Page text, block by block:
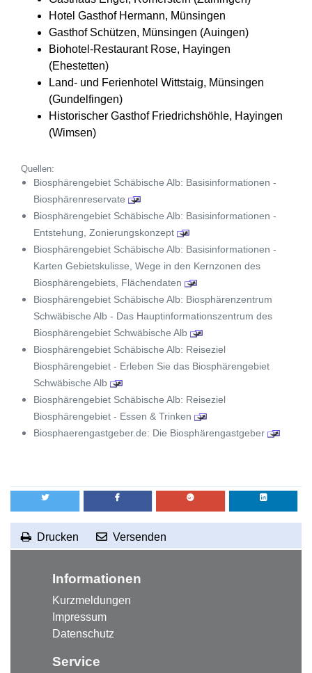
Hotel Gasthof Hermann, Münsingen
Gasthof Schützen, Münsingen (Auingen)
Biohotel-Restaurant Rose, Hayingen
(Ehestetten)
Land- und Ferienhotel Wittstaig, Münsingen
(Gundelfingen)
Historischer Gasthof Friedrichshöhle, Hayingen
(Wimsen)
Quellen:
Biosphärengebiet Schäbische Alb: Basisinformationen -
Biosphärenreservate
Biosphärengebiet Schäbische Alb: Basisinformationen -
Entstehung, Zonierungskonzept
Biosphärengebiet Schäbische Alb: Basisinformationen -
Karten Gebietskulisse, Wege in den Kernzonen des
Biosphärengebiets, Flächendaten
Biosphärengebiet Schäbische Alb: Biosphärenzentrum
Schwäbische Alb - Das Hauptinformationszentrum des
Biosphärengebiet Schwäbische Alb
Biosphärengebiet Schäbische Alb: Reiseziel
Biosphärengebiet - Erleben Sie das Biosphärengebiet
Schwäbische Alb
Biosphärengebiet Schäbische Alb: Reiseziel
Biosphärengebiet - Essen & Trinken
Biosphaerengastgeber.de: Die Biosphärengastgeber
Drucken Versenden
Informationen
Kurzmeldungen
Impressum
Datenschutz
Service